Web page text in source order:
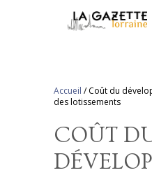
Accueil /Coût du
des lotissements
COÛT